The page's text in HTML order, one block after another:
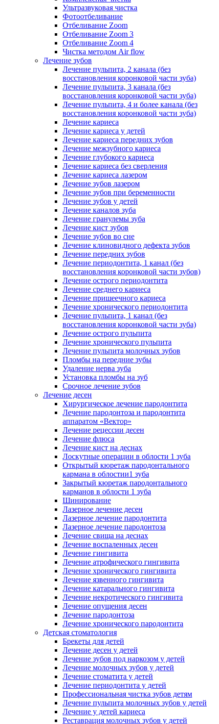
Ультразвуковая чистка
Фотоотбеливание
Отбеливание Zoom
Отбеливание Zoom 3
Отбеливание Zoom 4
Чистка методом Air flow
Лечение зубов
Лечение пульпита, 2 канала (без
восстановления коронковой части зуба)
Лечение пульпита, 3 канала (без
восстановления коронковой части зуба)
Лечение пульпита, 4 и более канала (без
восстановления коронковой части зуба)
Лечение кариеса
Лечение кариеса у детей
Лечение кариеса передних зубов
Лечение межзубного кариеса
Лечение глубокого кариеса
Лечение кариеса без сверления
Лечение кариеса лазером
Лечение зубов лазером
Лечение зубов при беременности
Лечение зубов у детей
Лечение каналов зуба
Лечение гранулемы зуба
Лечение кист зубов
Лечение зубов во сне
Лечение клиновидного дефекта зубов
Лечение передних зубов
Лечение периодонтита, 1 канал (без
восстановления коронковой части зубов)
Лечение острого периодонтита
Лечение среднего кариеса
Лечение пришеечного кариеса
Лечение хронического периодонтита
Лечение пульпита, 1 канал (без
восстановления коронковой части зуба)
Лечение острого пульпита
Лечение хронического пульпита
Лечение пульпита молочных зубов
Пломбы на передние зубы
Удаление нерва зуба
Установка пломбы на зуб
Срочное лечение зубов
Лечение десен
Хирургическое лечение пародонтита
Лечение пародонтоза и пародонтита
аппаратом «Вектор»
Лечение рецессии десен
Лечение флюса
Лечение кист на деснах
Лоскутные операции в облости 1 зуба
Открытый кюретаж пародонтального
кармана в облостии1 зуба
Закрытый кюретаж пародонтального
карманов в облости 1 зуба
Шинирование
Лазерное лечение десен
Лазерное лечение пародонтита
Лазерное лечение пародонтоза
Лечение свища на деснах
Лечение воспаленных десен
Лечение гингивита
Лечение атрофического гингивита
Лечение хронического гингивита
Лечение язвенного гингивита
Лечение катарального гингивита
Лечение некротического гингивита
Лечение опущения десен
Лечение пародонтоза
Лечение хронического пародонтита
Детская стоматология
Брекеты для детей
Лечение десен у детей
Лечение зубов под наркозом у детей
Лечение молочных зубов у детей
Лечение стоматита у детей
Лечение периодонтита у детей
Профессиональная чистка зубов детям
Лечение пульпита молочных зубов у детей
Лечение у детей кариеса
Реставрация молочных зубов у детей